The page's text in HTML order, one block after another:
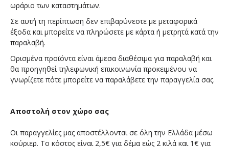
ωράριο των καταστημάτων.
Σε αυτή τη περίπτωση δεν επιβαρύνεστε με μεταφορικά
έξοδα και μπορείτε να πληρώσετε με κάρτα ή μετρητά κατά την
παραλαβή.
Ορισμένα προϊόντα είναι άμεσα διαθέσιμα για παραλαβή και
θα προηγηθεί τηλεφωνική επικοινωνία προκειμένου να
γνωρίζετε πότε μπορείτε να παραλάβετε την παραγγελία σας.
Αποστολή στον χώρο σας
Οι παραγγελίες μας αποστέλλονται σε όλη την Ελλάδα μέσω
κούριερ. Το κόστος είναι 2,5€ για δέμα εώς 2 κιλά και 1€ για